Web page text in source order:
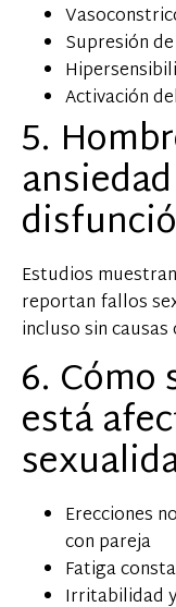
Supresión
Activación
5.
Estudios
reportan fallos
incluso sin
6. Cómo
está
Erecciones
con pareja
Fatiga
Irritabilidad